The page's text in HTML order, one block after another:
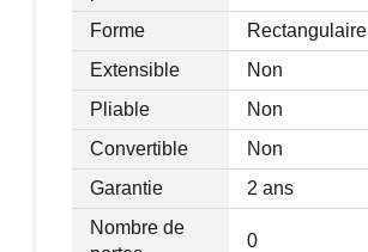
Forme
Rectangulaire
Extensible
Non
Pliable
Non
Convertible
Non
Garantie
2 ans
Nombre de
0